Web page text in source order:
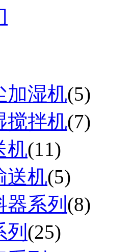
加湿机(5)
搅拌机(7)
机(11)
送机(5)
系列 (8)
(25)